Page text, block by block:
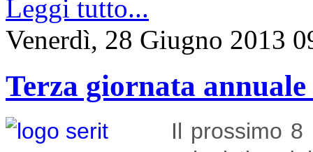
Leggi tutto...
Venerdì, 28 Giugno 2013
Terza giornata
Il prossimo 8